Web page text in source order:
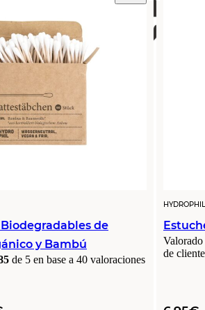
de
y Bambú
de 5 en base a 40 valoraciones
HYDROPHIL
Valorado
de